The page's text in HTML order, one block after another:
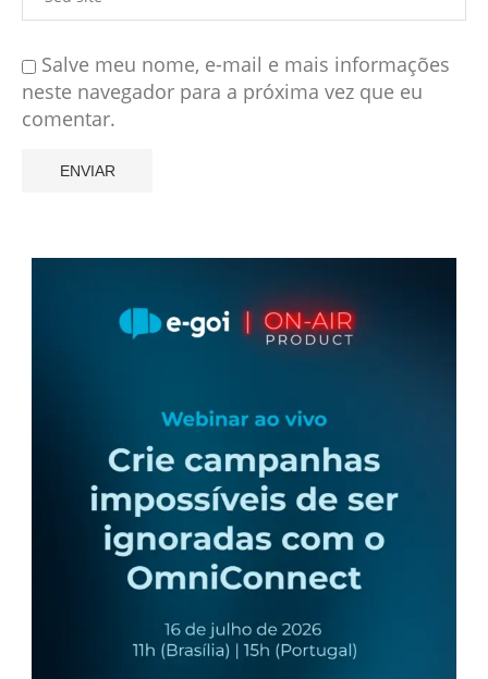
Salve meu nome, e-mail e mais informações
neste navegador para a próxima vez que eu
comentar.